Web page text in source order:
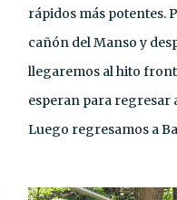
rápidos más potentes.
cañón del Manso y
llegaremos al hito
esperan para regresar
Luego regresamos a